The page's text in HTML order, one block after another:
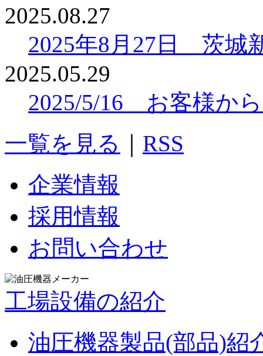
2025.08.27
2025年8月27日 茨城
2025.05.29
2025/5/16 お客様か
一覧を見る
RSS
企業情報
採用情報
お問い合わせ
工場設備の紹介
油圧機器製品(部品)紹